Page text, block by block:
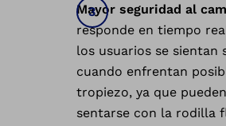
Mayor seguridad al
responde en tiempo
los usuarios se sientan
cuando enfrentan
tropiezo, ya que
sentarse con la rodilla